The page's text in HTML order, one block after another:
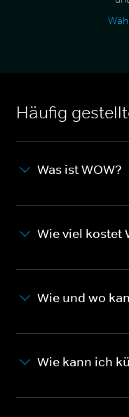
Häufig
Was ist WOW?
Wie viel kostet
Wie und wo
Wie kann ich